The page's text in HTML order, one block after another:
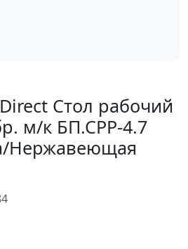
Стол рабочий
м/к БП.СРР-4.7
Нержавеющая